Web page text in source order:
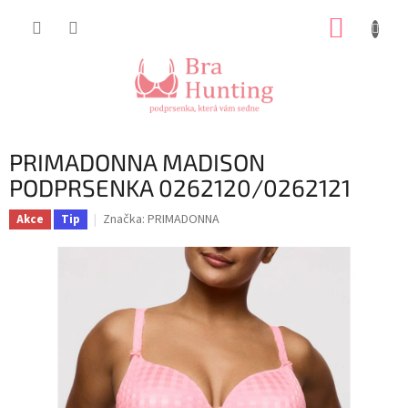
PRIMADONNA MADISON
PODPRSENKA 0262120/0262121
Akce Tip Značka: PRIMADONNA